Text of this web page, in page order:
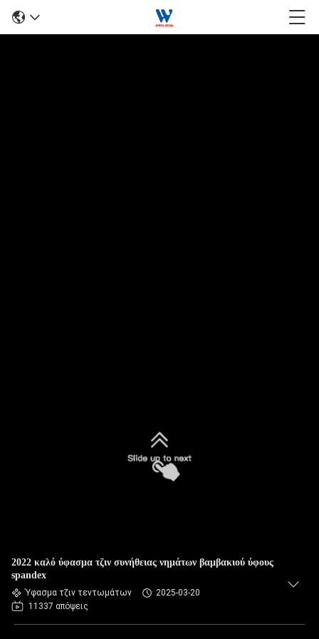
2022 καλό ύφασμα τζιν συνήθειας νημάτων βαμβακιού ύφους
spandex
Ύφασμα τζιν τεντωμάτων
2025-03-20
11337 απόψεις